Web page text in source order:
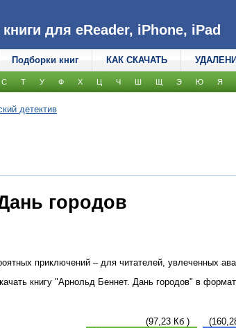
для eReader, iPhone, iPad
Подборки книг КАК СКАЧАТЬ
С Т У Ф Х Ц Ч Ш Щ Э Ю Я
детектив
городов
приключений – для читателей, увлеченных
книгу "Арнольд Беннет. Дань городов" в
(97,23 Кб )